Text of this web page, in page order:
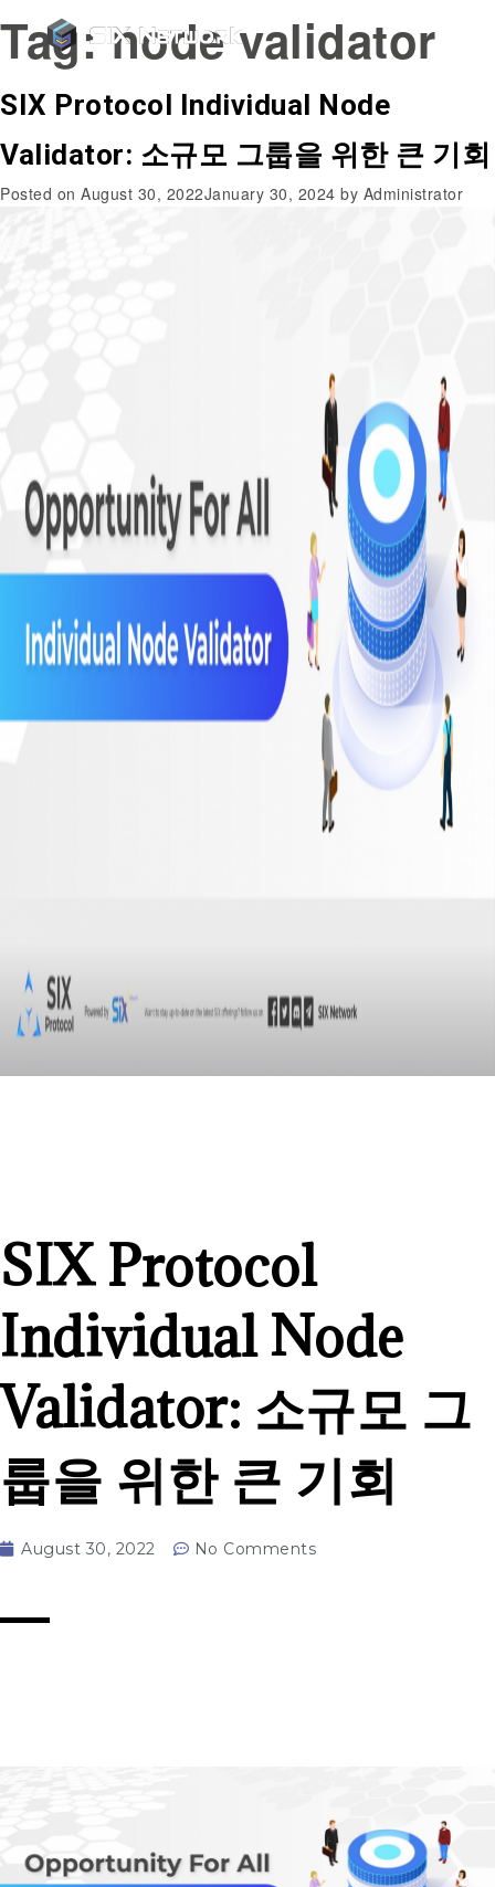
Tag:node validator
SIX Protocol Individual Node
Validator: 소규모 그룹을 위한 큰 기회
Posted on August 30, 2022January 30, 2024 by Administrator
SIX Protocol
Individual Node
Validator: 소규모 그
룹을 위한 큰 기회
August 30, 2022 No Comments